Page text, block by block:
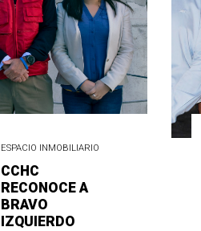
ESPACIO INMOBILIARIO
CCHC
RECONOCE A
BRAVO
IZQUIERDO